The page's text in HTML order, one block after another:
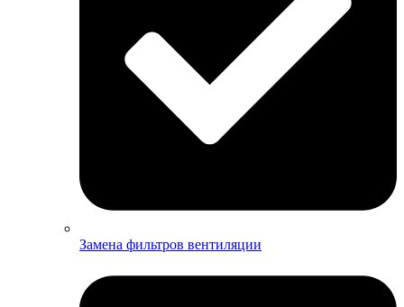
Замена фильтров вентиляции